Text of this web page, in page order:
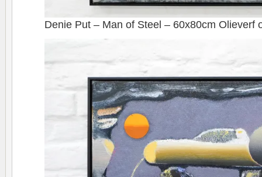
Denie Put – Man of Steel – 60x80cm Olieverf